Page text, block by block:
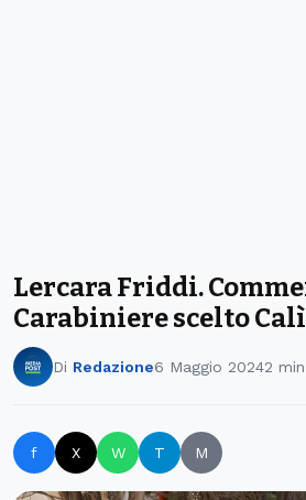
Lercara Friddi.
Carabiniere scelto Calì
Di Redazione6 Maggio 20242
f X W T M